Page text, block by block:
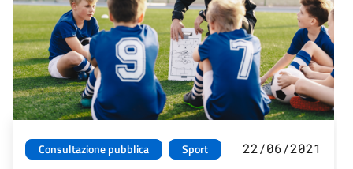
Consultazione pubblica Sport 22/06/2021